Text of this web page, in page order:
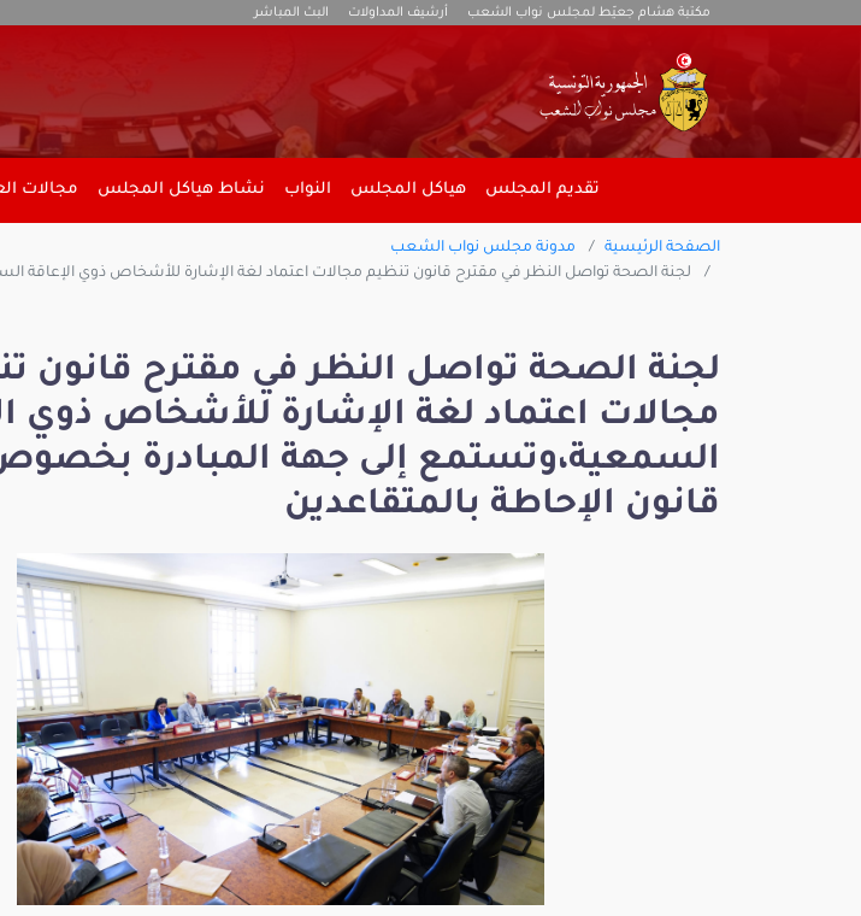
مكتبة هشام جعيّط لمجلس نواب الشعب أرشيف المداولات البث المباشر
تقديم المجلس هياكل المجلس النواب نشاط هياكل المجلس مجالات
الصفحة الرئيسية
مدونة مجلس نواب الشعب
لجنة الصحة تواصل النظر في مقترح قانون تنظيم مجالات اعتماد لغة الإشارة للأشخاص ذوي الإعاقة
لجنة الصحة تواصل النظر في مقترح قانون
مجالات اعتماد لغة الإشارة للأشخاص ذوي
السمعية،وتستمع إلى جهة المبادرة
قانون الإحاطة بالمتقاعدين